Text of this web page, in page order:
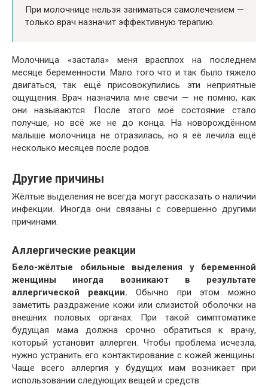
При молочнице нельзя заниматься самолечением —
только врач назначит эффективную терапию.
Молочница «застала» меня врасплох на последнем
месяце беременности. Мало того что и так было тяжело
двигаться, так ещё присовокупились эти неприятные
ощущения. Врач назначила мне свечи — не помню, как
они называются. После этого моё состояние стало
получше, но всё же не до конца. На новорождённом
малыше молочница не отразилась, но я её лечила ещё
несколько месяцев после родов.
Другие причины
Жёлтые выделения не всегда могут рассказать о наличии
инфекции. Иногда они связаны с совершенно другими
причинами.
Аллергические реакции
Бело-жёлтые обильные выделения у беременной
женщины иногда возникают в результате
аллергической реакции. Обычно при этом можно
заметить раздражение кожи или слизистой оболочки на
внешних половых органах. При такой симптоматике
будущая мама должна срочно обратиться к врачу,
который установит аллерген. Чтобы проблема исчезла,
нужно устранить его контактирование с кожей женщины.
Чаще всего аллергия у будущих мам возникает при
использовании следующих вещей и средств: